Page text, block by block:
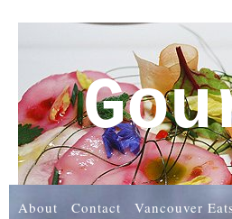
About Contact Vancouver Eats